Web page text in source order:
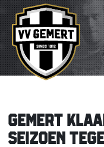
GEMERT
SEIZOEN